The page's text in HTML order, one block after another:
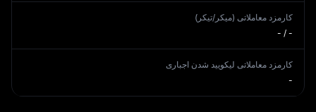
کارمزد معاملاتی (میکر/تیکر)
- / -
کارمزد معاملاتی لیکویید شدن اجباری
-